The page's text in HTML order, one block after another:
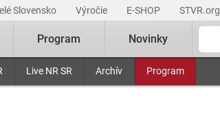
Slovensko Výročie E-SHOP STVR.org
Live NR SR Archív Program
Program Novinky